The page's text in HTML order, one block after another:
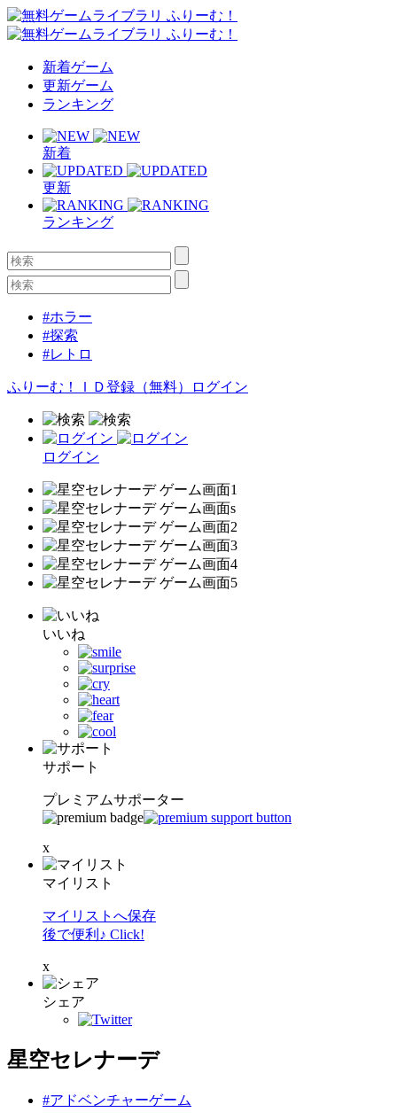
新着ゲーム
更新ゲーム
ランキング
新着
更新
ランキング
#ホラー
#探索
#レトロ
ふりーむ！ＩＤ登録（無料） ログイン
ログイン
いいね
サポート
プレミアムサポーター
x
マイリスト
マイリストへ保存
後で便利♪ Click!
x
シェア
星空セレナーデ
#アドベンチャーゲーム